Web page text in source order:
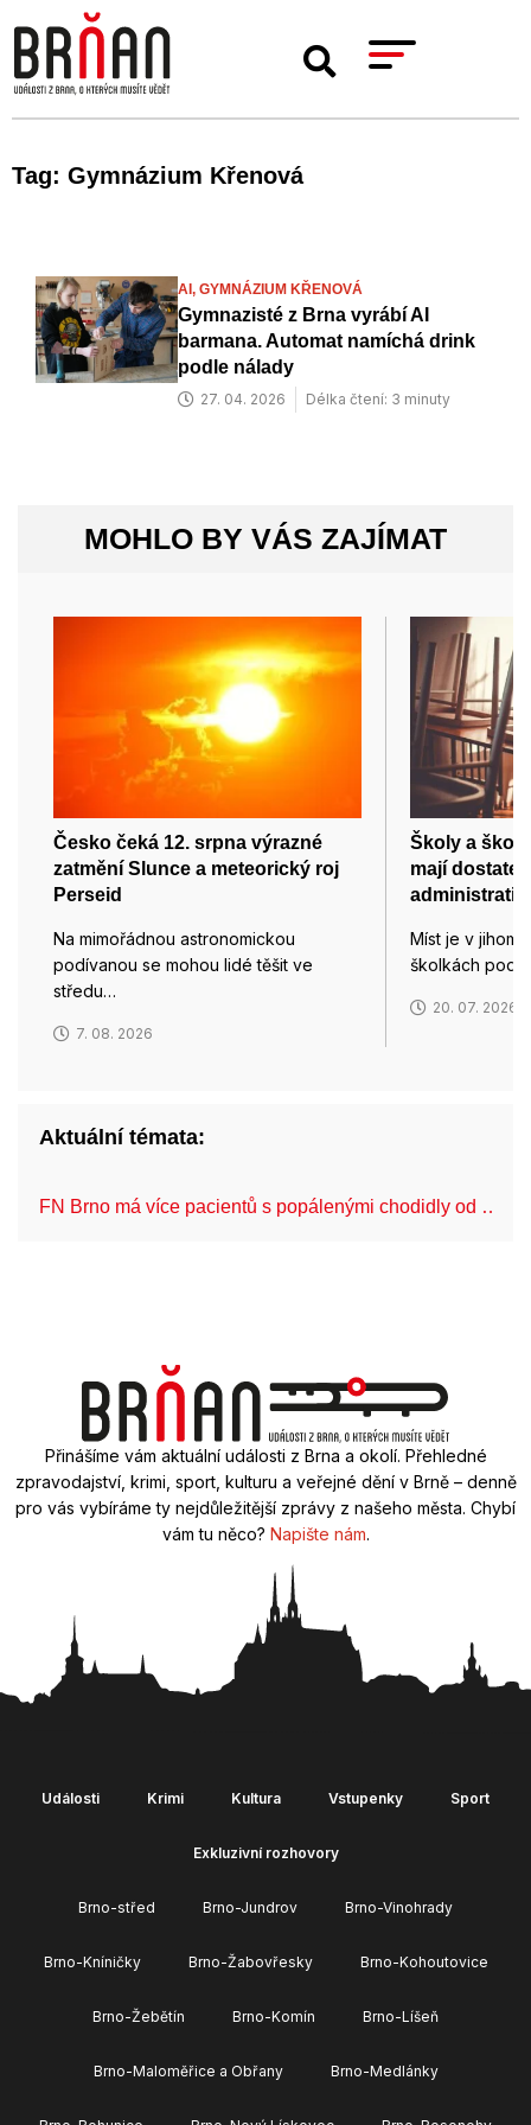
Tag: Gymnázium Křenová
AI, GYMNÁZIUM KŘENOVÁ
Gymnazisté z Brna vyrábí AI
barmana. Automat namíchá drink
podle nálady
27. 04. 2026 Délka čtení: 3 minuty
MOHLO BY VÁS ZAJÍMAT
Česko čeká 12. srpna výrazné
zatmění Slunce a meteorický roj
Perseid
Na mimořádnou astronomickou
podívanou se mohou lidé těšit ve
středu…
7. 08. 2026
Školy a
mají
Míst je v
školkách
20. 07. 2026
Aktuální témata:
FN Brno má více pacientů s popálenými chodidly od …
Přinášíme vám aktuální události z Brna a okolí. Přehledné
zpravodajství, krimi, sport, kulturu a veřejné dění v Brně – denně
pro vás vybíráme ty nejdůležitější zprávy z našeho města. Chybí
vám tu něco? Napište nám.
Události Krimi Kultura Vstupenky Sport
Exkluzivní rozhovory
Brno-střed Brno-Jundrov Brno-Vinohrady
Brno-Kníničky Brno-Žabovřesky Brno-Kohoutovice
Brno-Žebětín Brno-Komín Brno-Líšeň
Brno-Maloměřice a Obřany Brno-Medlánky